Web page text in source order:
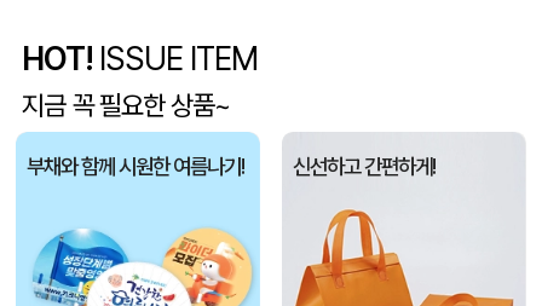
신OO 폴리고무밴드담요 (100*75cm)
김OO [프롬네이쳐] 친환경 커피가루 우디 핸들 텀블러 750ml 08-06
여OO 모두애 LED 키캡 키링 굿즈
HOT! ISSUE ITEM
지금 꼭 필요한 상품~
부채와 함께 시원한 여름나기! 신선하고 간편하게!